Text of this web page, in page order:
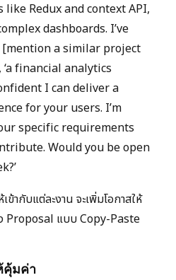
Redux and context API,
dashboards. I’ve
a similar project
financial analytics
I can deliver a
for your users. I’m
specific requirements
Would you be open
ากับแต่ละงาน จะเพิ่มโอกาสให้
Proposal แบบ Copy-Paste
คุ้มค่า